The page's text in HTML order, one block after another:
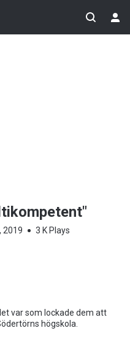
2019
3 K Plays
var som lockade dem att
högskola.